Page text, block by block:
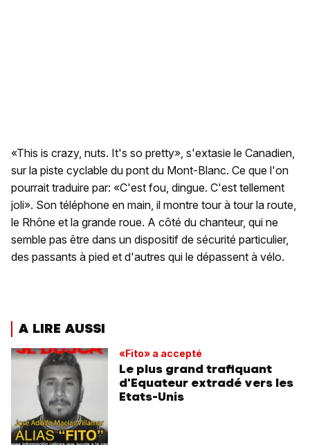
«This is crazy, nuts. It's so pretty», s'extasie le Canadien,
sur la piste cyclable du pont du Mont-Blanc. Ce que l'on
pourrait traduire par: «C'est fou, dingue. C'est tellement
joli». Son téléphone en main, il montre tour à tour la route,
le Rhône et la grande roue. A côté du chanteur, qui ne
semble pas être dans un dispositif de sécurité particulier,
des passants à pied et d'autres qui le dépassent à vélo.
A LIRE AUSSI
«Fito» a accepté
Le plus grand trafiquant
d'Equateur extradé vers les
Etats-Unis